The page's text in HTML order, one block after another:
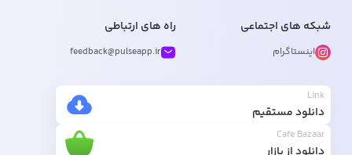
شبکه های اجتماعی
اینستاگرام
راه های ارتباطی
feedback@pulseapp.ir
Link
دانلود مستقیم
Cafe Bazaar